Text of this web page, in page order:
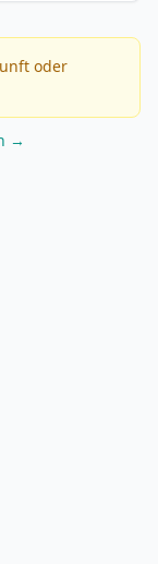
oder
→